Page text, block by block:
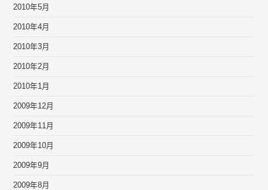
2010年5月
2010年4月
2010年3月
2010年2月
2010年1月
2009年12月
2009年11月
2009年10月
2009年9月
2009年8月